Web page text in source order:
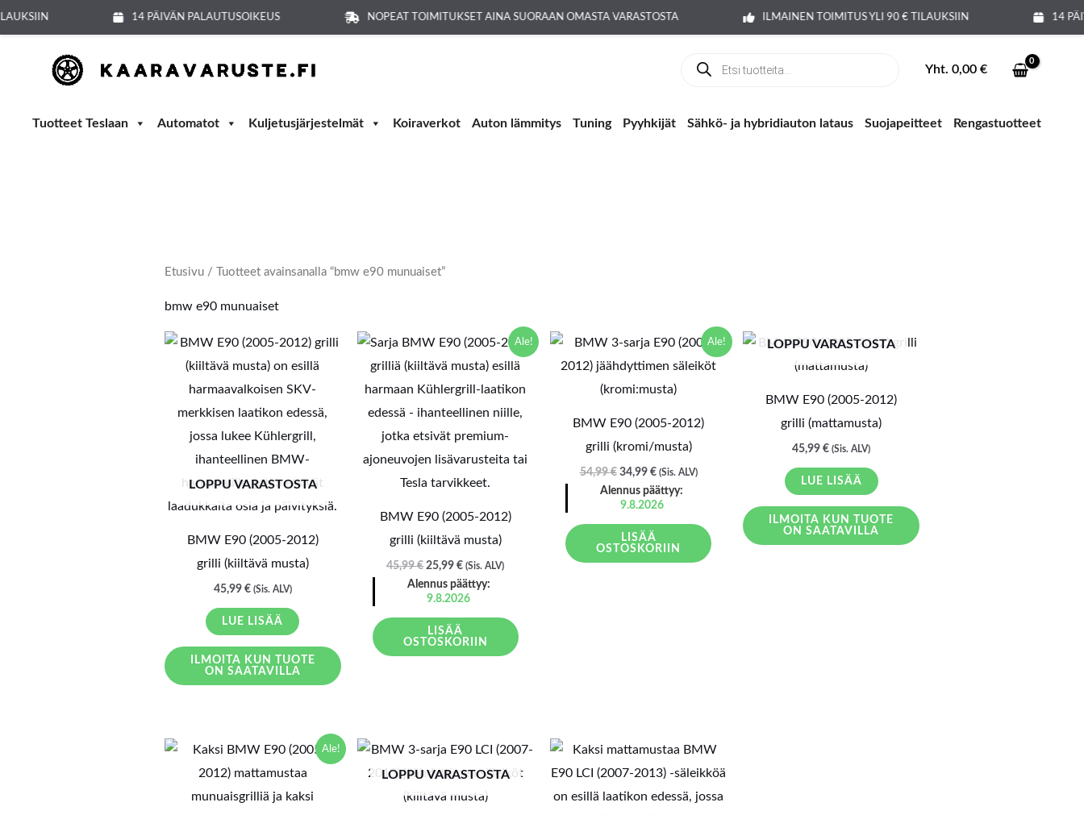
14 PÄIVÄN PALAUTUSOIKEUS NOPEAT TOIMITUKSET AINA SUORAAN OMASTA VARASTOSTA ILMAINEN TOIMITUS YLI 90 € TILAUKSIIN 14
Siirry
sisältöön
search
Yht. 0,00 €
Tuotteet Teslaan Automatot Kuljetusjärjestelmät Koiraverkot Auton lämmitys Tuning Pyyhkijät Sähkö- ja hybridiauton lataus Suojapeitteet Rengastuotteet
Etusivu/ Tuotteet avainsanalla “bmw e90 munuaiset”
bmw e90 munuaiset
LOPPU VARASTOSTA
BMW E90 (2005-2012)
grilli (kiiltävä musta)
45,99 € (Sis. ALV)
LUE LISÄÄ
ILMOITA KUN TUOTE
ON SAATAVILLA
Ale!
BMW E90 (2005-2012)
grilli (kiiltävä musta)
45,99€
Alkuperäinen
oli:
25,99€
Nykyinen
hinta
on:
(Sis. ALV)
Alennus päättyy:
9.8.2026
LISÄÄ
OSTOSKORIIN
Ale!
BMW E90 (2005-2012)
grilli (kromi/musta)
54,99€
Alkuperäinen
hinta
oli:
34,99 €
Nykyinen
hinta
on:
34,99 €.
(Sis. ALV)
Alennus päättyy:
9.8.2026
LISÄÄ
OSTOSKORIIN
LOPPU VARASTOSTA
BMW E90 (2005-2012)
grilli (mattamusta)
45,99€ (Sis. ALV)
LUE LISÄÄ
ILMOITA KUN TUOTE
ON SAATAVILLA
Ale!
Alkuperäinen
oli:
Nykyinen
hinta
on:
LOPPU VARASTOSTA